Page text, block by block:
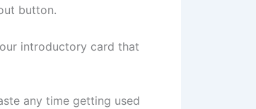
button.
introductory card that
any time getting used